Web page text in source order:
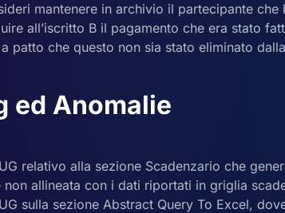
mantenere in archivio il partecipante che
all’iscritto B il pagamento che era stato
patto che questo non sia stato eliminato
ed Anomalie
relativo alla sezione Scadenzario che
allineata con i dati riportati in griglia
sulla sezione Abstract Query To Excel,